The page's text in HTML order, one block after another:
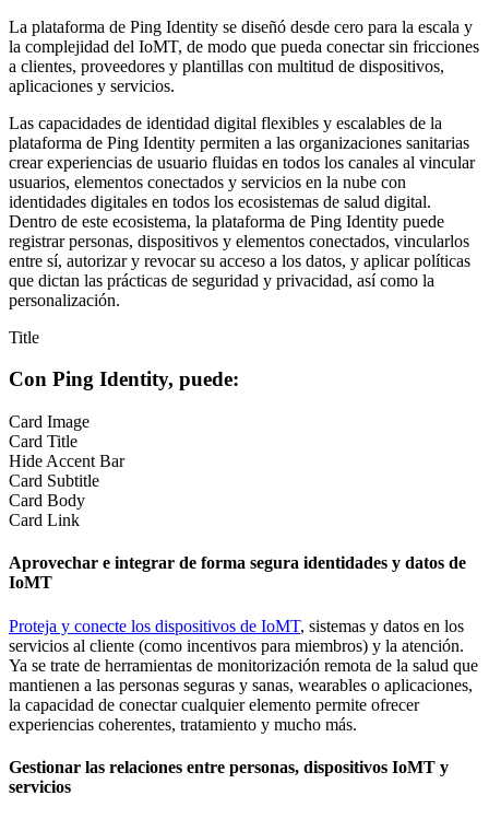
La plataforma de Ping Identity se diseñó desde cero para la escala y
la complejidad del IoMT, de modo que pueda conectar sin fricciones
a clientes, proveedores y plantillas con multitud de dispositivos,
aplicaciones y servicios.
Las capacidades de identidad digital flexibles y escalables de la
plataforma de Ping Identity permiten a las organizaciones sanitarias
crear experiencias de usuario fluidas en todos los canales al vincular
usuarios, elementos conectados y servicios en la nube con
identidades digitales en todos los ecosistemas de salud digital.
Dentro de este ecosistema, la plataforma de Ping Identity puede
registrar personas, dispositivos y elementos conectados, vincularlos
entre sí, autorizar y revocar su acceso a los datos, y aplicar políticas
que dictan las prácticas de seguridad y privacidad, así como la
personalización.
Title
Con Ping Identity, puede:
Card Image
Card Title
Hide Accent Bar
Card Subtitle
Card Body
Card Link
Aprovechar e integrar de forma segura identidades y datos de
IoMT
Proteja y conecte los dispositivos de IoMT, sistemas y datos en los
servicios al cliente (como incentivos para miembros) y la atención.
Ya se trate de herramientas de monitorización remota de la salud que
mantienen a las personas seguras y sanas, wearables o aplicaciones,
la capacidad de conectar cualquier elemento permite ofrecer
experiencias coherentes, tratamiento y mucho más.
Gestionar las relaciones entre personas, dispositivos IoMT y
servicios